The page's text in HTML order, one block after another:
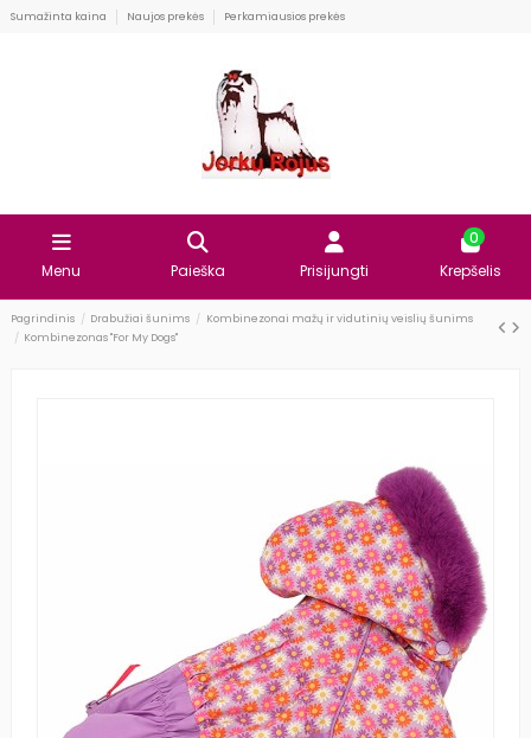
Sumažinta kaina Naujos prekės Perkamiausios prekės
Menu Paieška Prisijungti
0
Krepšelis
Pagrindinis Drabužiai šunims
Kombinezonai mažų ir vidutinių veislių šunims
Kombinezonas "For My Dogs"